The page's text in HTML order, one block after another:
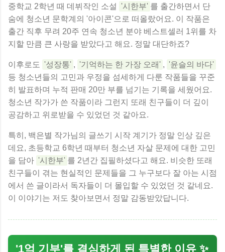
중학교 2학년 때 데뷔작인 소설 '시한부' 를 출간하면서 단
숨에 청소년 문학계의 '아이콘'으로 떠올랐어요. 이 작품은
출간 직후 무려 20주 연속 청소년 분야 베스트셀러 1위를 차
지할 만큼 큰 사랑을 받았다고 해요. 정말 대단하죠?
이후로도 '성장통' , '기억하는 한 가장 오래' , '윤슬의 바다'
등 청소년들의 고민과 우정을 섬세하게 다룬 작품들을 꾸준
히 발표하며 누적 판매 20만 부를 넘기는 기록을 세웠어요.
청소년 작가가 쓴 작품이라 그런지 또래 친구들이 더 깊이
공감하고 위로받을 수 있었던 것 같아요.
특히, 백은별 작가님의 글쓰기 시작 계기가 정말 인상 깊은
데요, 초등학교 6학년 때부터 청소년 자살 문제에 대한 고민
을 담아 '시한부' 를 2년간 집필하셨다고 해요. 비슷한 또래
친구들이 겪는 현실적인 문제들을 그 누구보다 잘 아는 시점
에서 쓴 글이라서 독자들이 더 몰입할 수 있었던 것 같네요.
이 이야기는 저도 찾아보면서 정말 감동받았답니다.
'1억 기부'를 결심하게 된 특별한 이유 ✨